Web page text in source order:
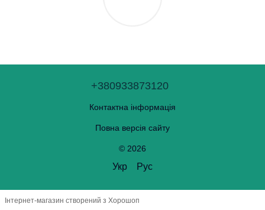
+380933873120
Контактна інформація
Повна версія сайту
© 2026
Укр Рус
Інтернет-магазин створений з Хорошоп